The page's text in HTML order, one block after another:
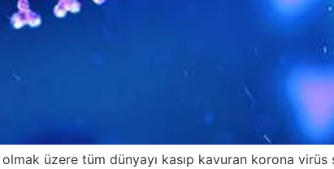
üzere tüm dünyayı kasıp kavuran korona virüs